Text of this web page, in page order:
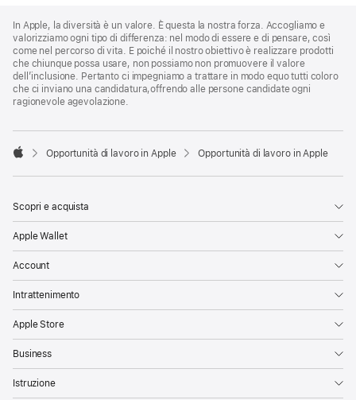
Footer
In Apple, la diversità è un valore. È questa la nostra forza. Accogliamo e
valorizziamo ogni tipo di differenza: nel modo di essere e di pensare, così
come nel percorso di vita. E poiché il nostro obiettivo è realizzare prodotti
che chiunque possa usare, non possiamo non promuovere il valore
dell’inclusione. Pertanto ci impegniamo a trattare in modo equo tutti coloro
che ci inviano una candidatura,offrendo alle persone candidate ogni
ragionevole agevolazione.

Opportunità di lavoro in Apple Opportunità di lavoro in Apple
Scopri e acquista
Apple Wallet
Account
Intrattenimento
Apple Store
Business
Istruzione